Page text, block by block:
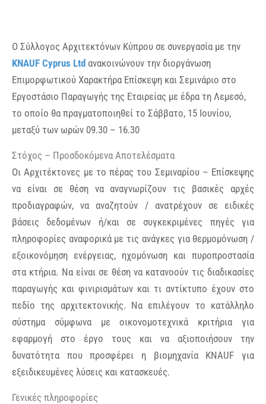
Ο Σύλλογος Αρχιτεκτόνων Κύπρου σε συνεργασία με την
KNAUF Cyprus Ltd ανακοινώνουν την διοργάνωση
Επιμορφωτικού Χαρακτήρα Επίσκεψη και Σεμινάριο στο
Εργοστάσιο Παραγωγής της Εταιρείας με έδρα τη Λεμεσό,
το οποίο θα πραγματοποιηθεί το Σάββατο, 15 Ιουνίου,
μεταξύ των ωρών 09.30 – 16.30
Στόχος – Προσδοκόμενα Αποτελέσματα
Οι Αρχιτέκτονες με το πέρας του Σεμιναρίου – Επίσκεψης
να είναι σε θέση να αναγνωρίζουν τις βασικές αρχές
προδιαγραφών, να αναζητούν / ανατρέχουν σε ειδικές
βάσεις δεδομένων ή/και σε συγκεκριμένες πηγές για
πληροφορίες αναφορικά με τις ανάγκες για θερμομόνωση /
εξοικονόμηση ενέργειας, ηχομόνωση και πυροπροστασία
στα κτήρια. Να είναι σε θέση να κατανοούν τις διαδικασίες
παραγωγής και φινιρισμάτων και τι αντίκτυπο έχουν στο
πεδίο της αρχιτεκτονικής. Να επιλέγουν το κατάλληλο
σύστημα σύμφωνα με οικονομοτεχνικά κριτήρια για
εφαρμογή στο έργο τους και να αξιοποιήσουν την
δυνατότητα που προσφέρει η βιομηχανία KNAUF για
εξειδικευμένες λύσεις και κατασκευές.
Γενικές πληροφορίες